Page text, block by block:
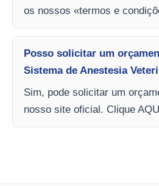
os nossos «termos e
Posso solicitar um
Sistema de Anestesia
Sim, pode solicitar um
nosso site oficial. Clique